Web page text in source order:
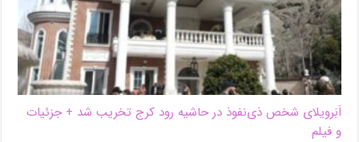
اَبَر‌ویلای شخص ذی‌نفوذ در حاشیه‌ رود کرج تخریب شد + جزئیات
و فیلم